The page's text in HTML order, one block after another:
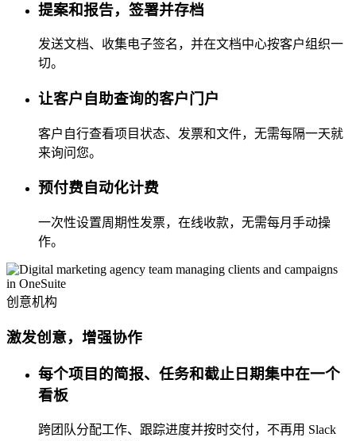
提案和报告，签署并存档
发送文档、收集电子签名，并在文档中心按客户组织一
切。
让客户自助查询的客户门户
客户自行查看项目状态、发票和文件，无需每隔一天就
来询问您。
预付费自动化计费
一次性设置周期性发票，在线收款，无需每月手动操
作。
创意机构
激发创意，增强协作
每个项目的简报、任务和截止日期集中在一个
看板
跨团队分配工作、跟踪进度并按时交付，不再用 Slack